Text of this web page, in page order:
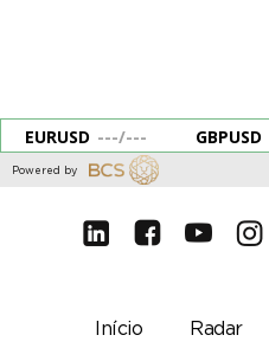
EURUSD ---/--- GBPUSD
Powered by
d e g c
Início Radar